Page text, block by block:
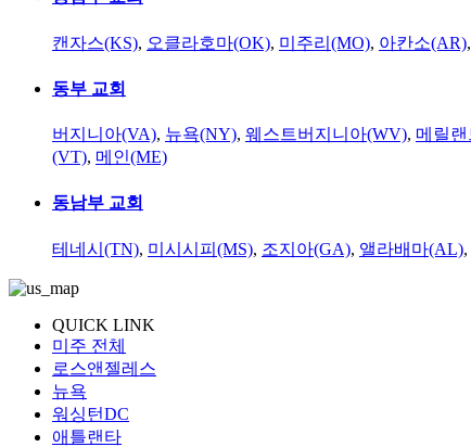
캔자스(KS), 오클라호마(OK), 미주리(MO), 아칸소(AR),
동부 교회
버지니아(VA), 뉴욕(NY), 웨스트버지니아(WV), 메릴
(VT), 메인(ME)
동남부 교회
테네시(TN), 미시시피(MS), 조지아(GA), 앨라배마(AL),
QUICK LINK
미주 전체
로스앤젤레스
뉴욕
워싱턴DC
애틀랜타